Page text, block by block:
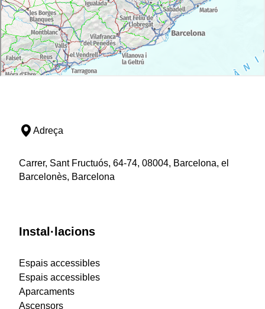
Adreça
Carrer, Sant Fructuós, 64-74, 08004, Barcelona, el
Barcelonès, Barcelona
Instal·lacions
Espais accessibles
Espais accessibles
Aparcaments
Ascensors